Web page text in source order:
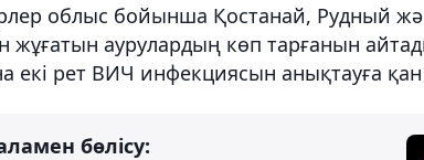
облыс бойынша Қостанай, Рудный
жұғатын аурулардың көп тарғанын
екі рет ВИЧ инфекциясын анықтауға
бөлісу: